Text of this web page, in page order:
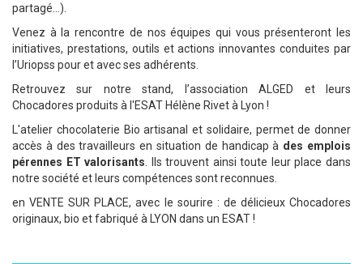
partagé…).
Venez à la rencontre de nos équipes qui vous présenteront les
initiatives, prestations, outils et actions innovantes conduites par
l’Uriopss pour et avec ses adhérents.
Retrouvez sur notre stand, l’association ALGED et leurs
Chocadores produits à l'ESAT Hélène Rivet à Lyon !
L'atelier chocolaterie Bio artisanal et solidaire, permet de donner
accès à des travailleurs en situation de handicap à des emplois
pérennes ET valorisants . Ils trouvent ainsi toute leur place dans
notre société et leurs compétences sont reconnues.
en VENTE SUR PLACE, avec le sourire : de délicieux Chocadores
originaux, bio et fabriqué à LYON dans un ESAT !